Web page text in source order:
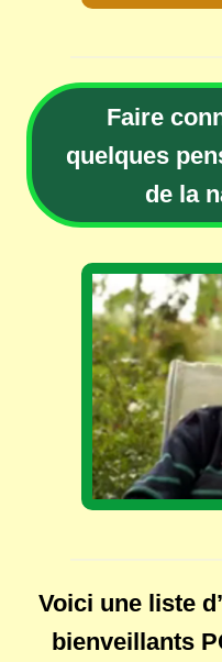
Faire
quelques
de la
Voici une liste
bienveillants